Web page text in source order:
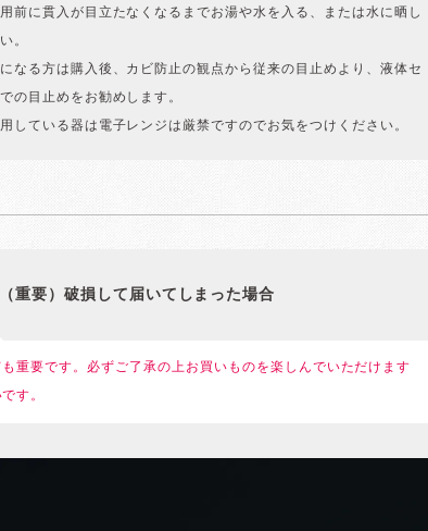
前に貫入が目立たなくなるまでお湯や水を入る、または水に晒し
。
なる方は購入後、カビ防止の観点から従来の目止めより、液体セ
の目止めをお勧めします。
している器は電子レンジは厳禁ですのでお気をつけください。
重要）破損して届いてしまった場合
重要です。必ずご了承の上お買いものを楽しんでいただけます
す。